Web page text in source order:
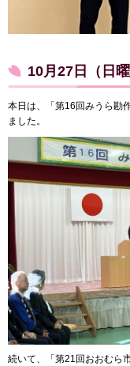
10月27日（日曜
本日は、「第16回みうら勘
ました。
続いて、「第21回おおむら